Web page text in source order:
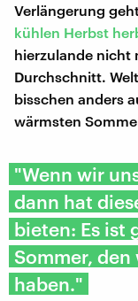
Verlängerung
kühlen Herbst
hierzulande nicht
Durchschnitt.
bisschen anders
wärmsten
"Wenn wir
dann hat
bieten: Es ist
Sommer,
haben."